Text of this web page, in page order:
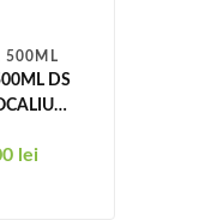
500ML
DS
lei